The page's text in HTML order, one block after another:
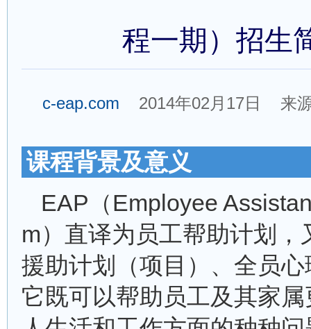
程一期）招生
c-eap.com 2014年02月17日 来
课程背景及意义
EAP（Employee
m）直译为员工帮助计划，
援助计划（项目）、全员
它既可以帮助员工及其家